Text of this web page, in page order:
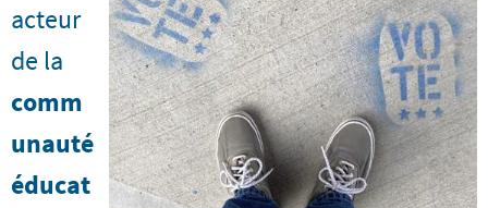
acteur
de la
comm
unauté
éducat